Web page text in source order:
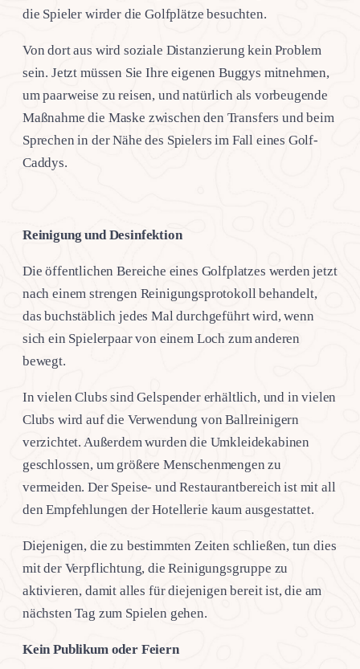
die Spieler wirder die Golfplätze besuchten.
Von dort aus wird soziale Distanzierung kein Problem
sein. Jetzt müssen Sie Ihre eigenen Buggys mitnehmen,
um paarweise zu reisen, und natürlich als vorbeugende
Maßnahme die Maske zwischen den Transfers und beim
Sprechen in der Nähe des Spielers im Fall eines Golf-
Caddys.
Reinigung und Desinfektion
Die öffentlichen Bereiche eines Golfplatzes werden jetzt
nach einem strengen Reinigungsprotokoll behandelt,
das buchstäblich jedes Mal durchgeführt wird, wenn
sich ein Spielerpaar von einem Loch zum anderen
bewegt.
In vielen Clubs sind Gelspender erhältlich, und in vielen
Clubs wird auf die Verwendung von Ballreinigern
verzichtet. Außerdem wurden die Umkleidekabinen
geschlossen, um größere Menschenmengen zu
vermeiden. Der Speise- und Restaurantbereich ist mit all
den Empfehlungen der Hotellerie kaum ausgestattet.
Diejenigen, die zu bestimmten Zeiten schließen, tun dies
mit der Verpflichtung, die Reinigungsgruppe zu
aktivieren, damit alles für diejenigen bereit ist, die am
nächsten Tag zum Spielen gehen.
Kein Publikum oder Feiern